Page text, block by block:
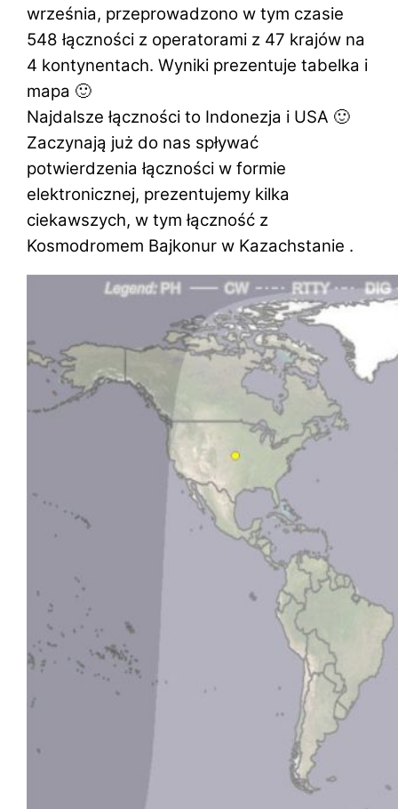
września, przeprowadzono w tym czasie
548 łączności z operatorami z 47 krajów na
4 kontynentach. Wyniki prezentuje tabelka i
mapa 🙂
Najdalsze łączności to Indonezja i USA 🙂
Zaczynają już do nas spływać
potwierdzenia łączności w formie
elektronicznej, prezentujemy kilka
ciekawszych, w tym łączność z
Kosmodromem Bajkonur w Kazachstanie .